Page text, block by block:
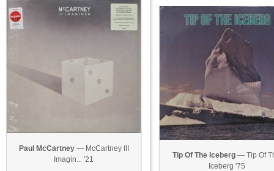
Paul McCartney— McCartney III
Imagin... '21
Tip Of The Iceberg — Tip Of
Iceberg '75